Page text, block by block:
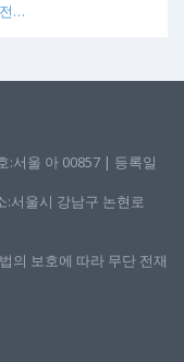
…
:서울 아 00857 | 등록일
서울시 강남구 논현로
의 보호에 따라 무단 전재